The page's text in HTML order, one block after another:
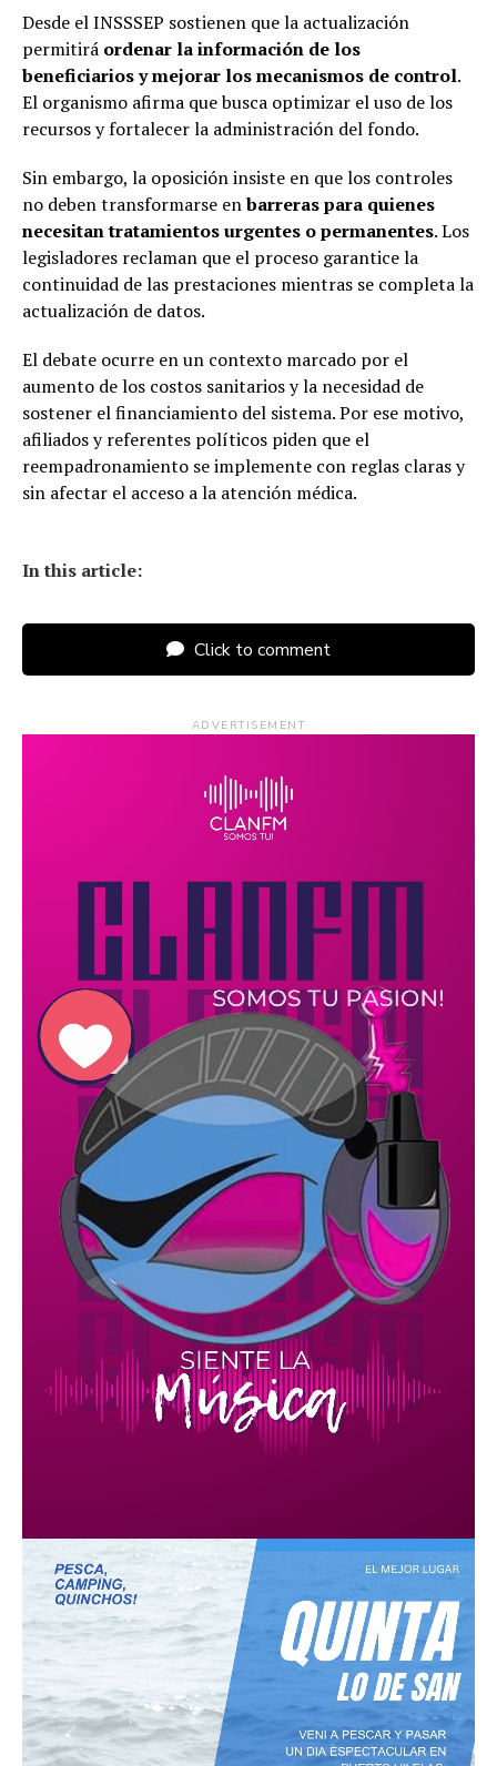
Desde el INSSSEP sostienen que la actualización
permitirá ordenar la información de los
beneficiarios y mejorar los mecanismos de control.
El organismo afirma que busca optimizar el uso de los
recursos y fortalecer la administración del fondo.
Sin embargo, la oposición insiste en que los controles
no deben transformarse enbarreras para quienes
necesitan tratamientos urgentes o permanentes. Los
legisladores reclaman que el proceso garantice la
continuidad de las prestaciones mientras se completa la
actualización de datos.
El debate ocurre en un contexto marcado por el
aumento de los costos sanitarios y la necesidad de
sostener el financiamiento del sistema. Por ese motivo,
afiliados y referentes políticos piden que el
reempadronamiento se implemente con reglas claras y
sin afectar el acceso a la atención médica.
In this article:
Click to comment
ADVERTISEMENT